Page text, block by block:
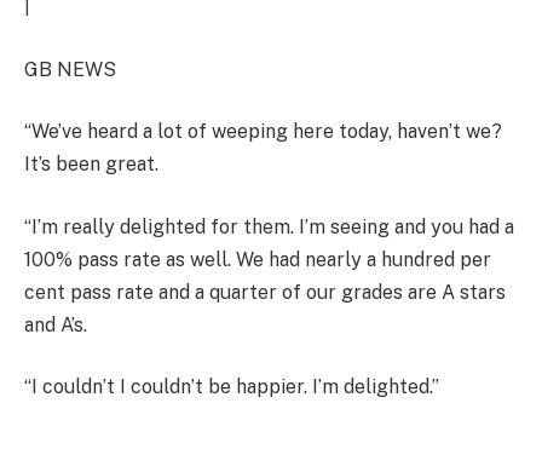
GB NEWS
“We’ve heard a lot of weeping here today, haven’t we?
It’s been great.
“I’m really delighted for them. I’m seeing and you had a
100% pass rate as well. We had nearly a hundred per
cent pass rate and a quarter of our grades are A stars
and A’s.
“I couldn’t I couldn’t be happier. I’m delighted.”